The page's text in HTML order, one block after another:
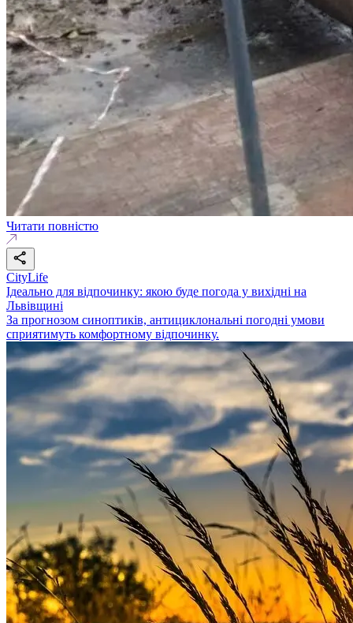
Читати повністю
CityLife
Ідеально для відпочинку: якою буде погода у вихідні на
Львівщині
За прогнозом синоптиків, антициклональні погодні умови
сприятимуть комфортному відпочинку.